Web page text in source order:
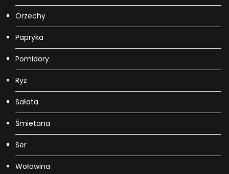
Orzechy
Papryka
Pomidory
Ryż
Sałata
Śmietana
Ser
Wołowina